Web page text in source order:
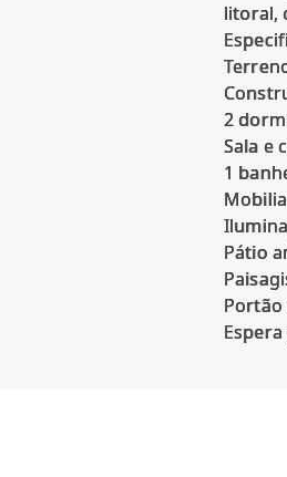
litoral,
2
Sala e
1
Pátio